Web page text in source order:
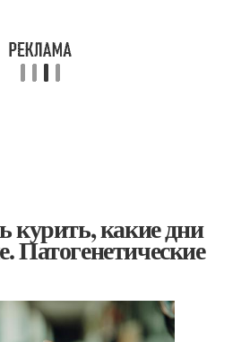
курить, какие дни
Патогенетические